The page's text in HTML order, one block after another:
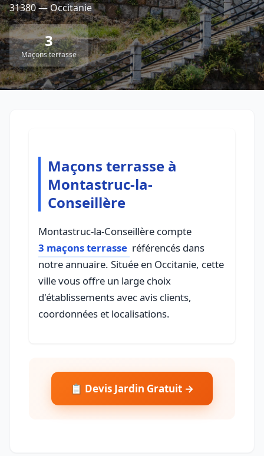
31380 — Occitanie
3
Maçons terrasse
Maçons terrasse à
Montastruc-la-
Conseillère
Montastruc-la-Conseillère compte
3 maçons terrasse référencés dans
notre annuaire. Située en Occitanie, cette
ville vous offre un large choix
d'établissements avec avis clients,
coordonnées et localisations.
📋 Devis Jardin Gratuit →